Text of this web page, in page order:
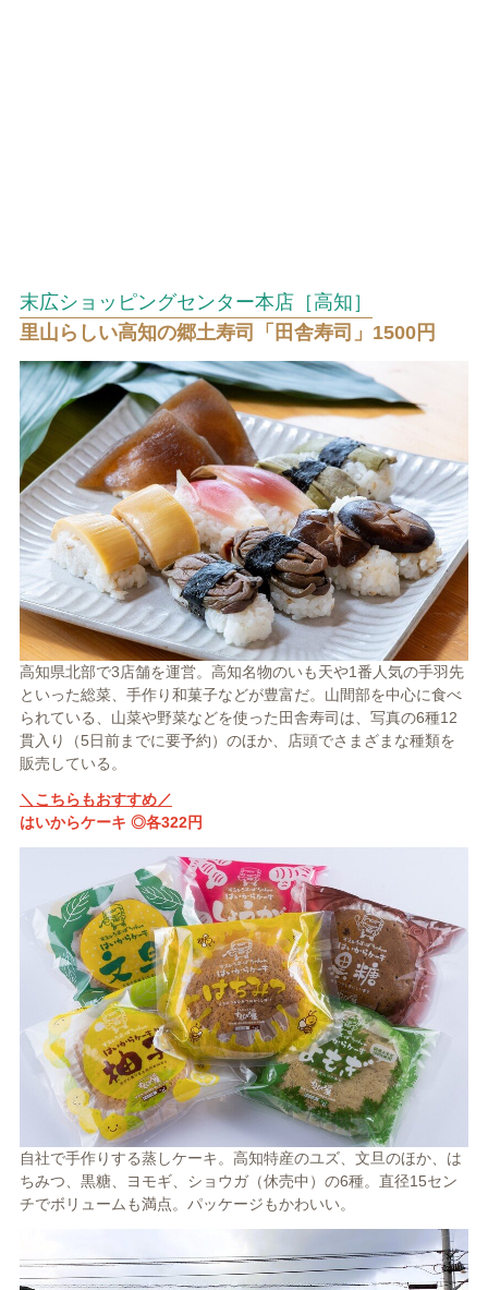
末広ショッピングセンター本店［高知］
里山らしい高知の郷土寿司「田舎寿司」1500円
高知県北部で3店舗を運営。高知名物のいも天や1番人気の手羽先
といった総菜、手作り和菓子などが豊富だ。山間部を中心に食べ
られている、山菜や野菜などを使った田舎寿司は、写真の6種12
貫入り（5日前までに要予約）のほか、店頭でさまざまな種類を
販売している。
＼こちらもおすすめ／
はいからケーキ ◎各322円
自社で手作りする蒸しケーキ。高知特産のユズ、文旦のほか、は
ちみつ、黒糖、ヨモギ、ショウガ（休売中）の6種。直径15セン
チでボリュームも満点。パッケージもかわいい。